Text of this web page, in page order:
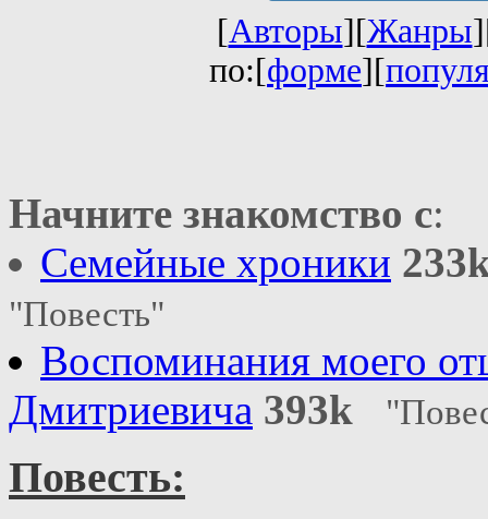
[Авторы][Жанры
по:[форме][
Начните знакомство с:
Семейные хроники
"Повесть"
Воспоминания моего
Дмитриевича 393k
Повесть: